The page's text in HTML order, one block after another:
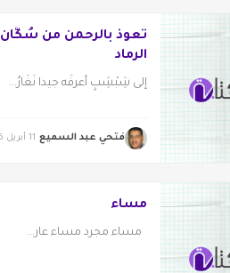
تعوذ بالرحمن من سُكَّان
الرماد
إلى شِبْشِبٍ أعرفُه جيدا نَغَارُ...
فتحي عبد السميع 11 أبريل 2015
مساء
مساء مجرد مساء عار...